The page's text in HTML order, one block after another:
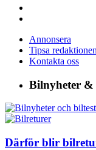
Annonsera
Tipsa redaktionen
Kontakta oss
Bilnyheter &
Därför blir